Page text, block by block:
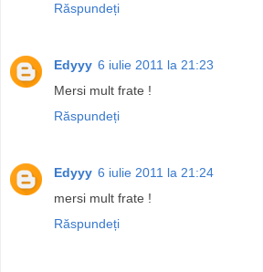
Răspundeți
Edyyy 6 iulie 2011 la 21:23
Mersi mult frate !
Răspundeți
Edyyy 6 iulie 2011 la 21:24
mersi mult frate !
Răspundeți